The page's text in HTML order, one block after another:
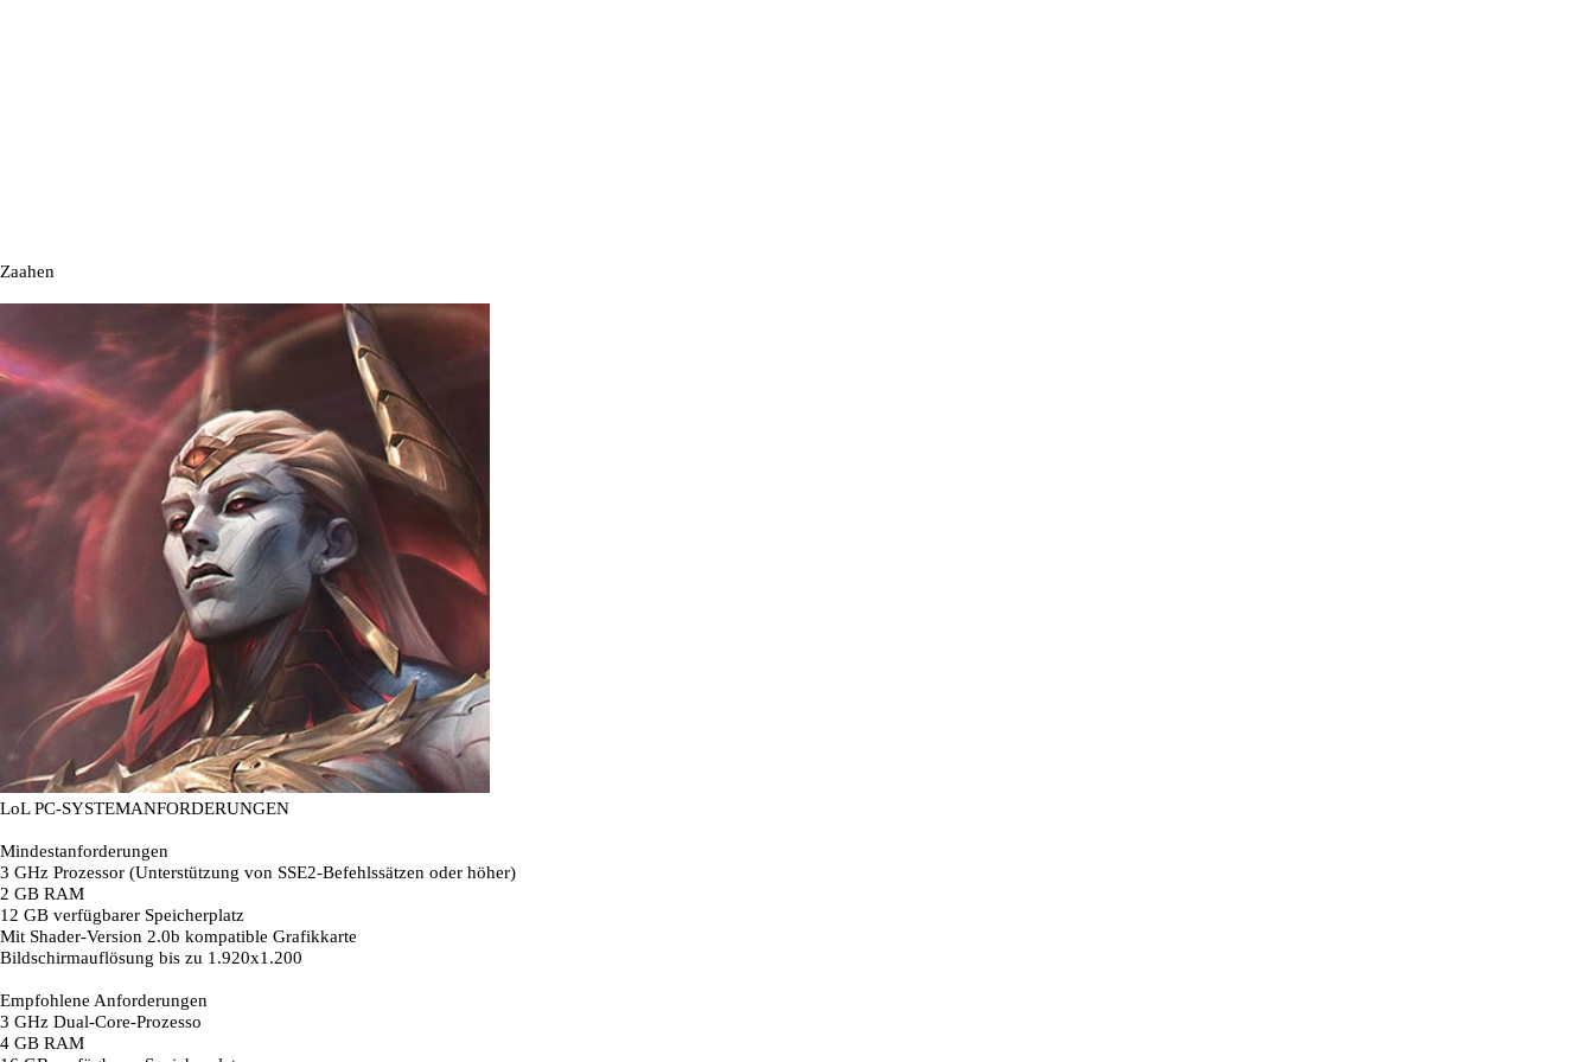
Zaahen
LoL PC-SYSTEMANFORDERUNGEN
Mindestanforderungen
3 GHz Prozessor (Unterstützung von SSE2-Befehlssätzen oder höher)
2 GB RAM
12 GB verfügbarer Speicherplatz
Mit Shader-Version 2.0b kompatible Grafikkarte
Bildschirmauflösung bis zu 1.920x1.200
Empfohlene Anforderungen
3 GHz Dual-Core-Prozesso
4 GB RAM